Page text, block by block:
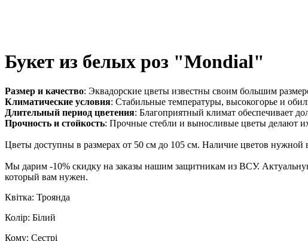
Букет из белых роз "Mondial"
Размер и качество: Эквадорские цветы известны своим большим
Климатические условия: Стабильные температуры, высокогорье и
Длительный период цветения: Благоприятный климат обеспечивает
Прочность и стойкость: Прочные стебли и выносливые цветы делают
Цветы доступны в размерах от 50 см до 105 см. Наличие цветов нужной
Мы дарим -10% скидку на заказы нашим защитникам из ВСУ.
который вам нужен.
Квітка: Троянда
Колір: Білий
Кому: Сестрі